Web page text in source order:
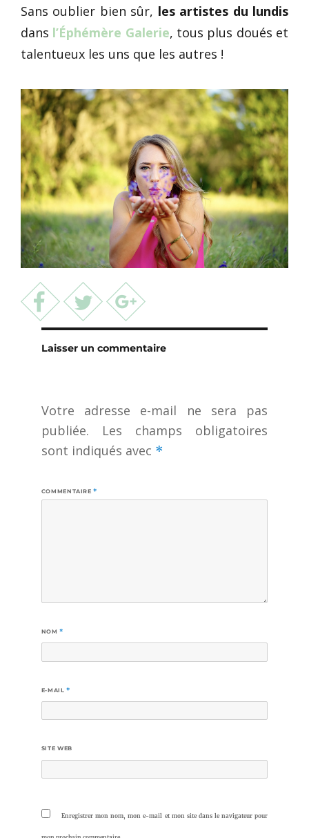
Sans oublier bien sûr, les artistes du lundis
dans l’Éphémère Galerie, tous plus doués et
talentueux les uns que les autres !
Laisser un commentaire
Votre adresse e-mail ne sera pas
publiée.
Les champs obligatoires
sont indiqués avec *
COMMENTAIRE*
NOM*
E-MAIL*
SITE WEB
Enregistrer mon nom, mon e-mail et mon site dans le navigateur pour